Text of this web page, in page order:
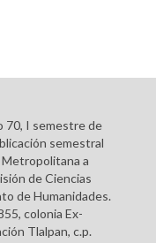
70, I semestre de
semestral
a
de Ciencias
de Humanidades.
colonia Ex-
Tlalpan, c.p.